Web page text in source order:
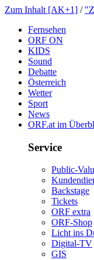
ZumInhalt[AK+1] /
Fernsehen
ORFON
KIDS
Sound
Debatte
Österreich
Wetter
Sport
News
Service
Public-
Backstage
Tickets
ORFextra
ORF-Shop
Digital-TV
GIS